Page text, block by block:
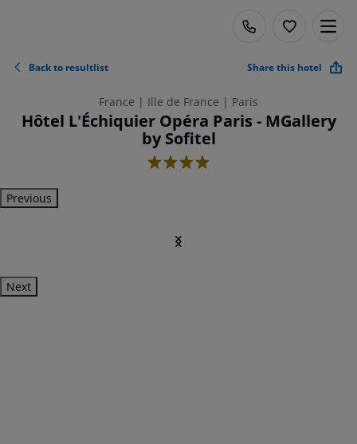
Back to resultlist Share this hotel
France | Ille de France | Paris
Hôtel L'Échiquier Opéra Paris - MGallery
by Sofitel
4
Previous
Next